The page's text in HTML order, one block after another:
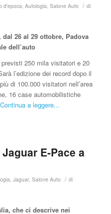
d'epoca Autologia Salone Auto / di
dal 26 al 29 ottobre, Padova
dell’auto
250 mila visitatori e 20
l’edizione dei record dopo il
di 100.000 visitatori nell’area
16 case automobilistiche
Continua a leggere...
E-Pace a
Jaguar, Salone Auto / di
che ci descrive nei